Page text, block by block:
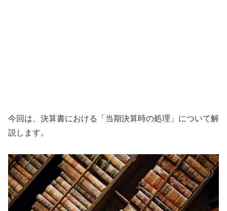
今回は、決算書における「当期決算時の処理」について解
説します。